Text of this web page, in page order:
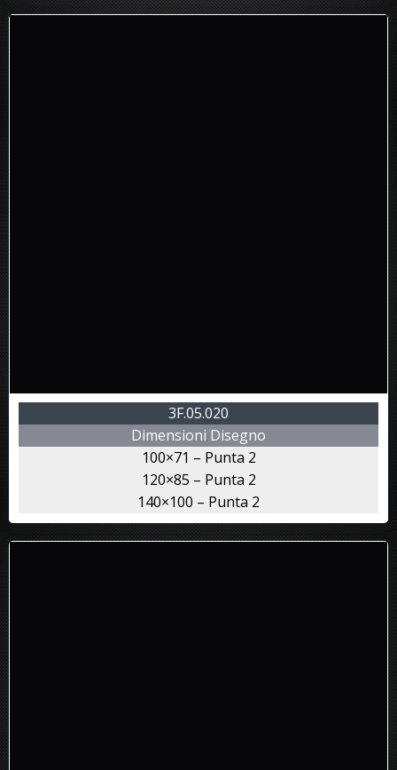
3F.05.020
Dimensioni Disegno
100×71 – Punta 2
120×85 – Punta 2
140×100 – Punta 2